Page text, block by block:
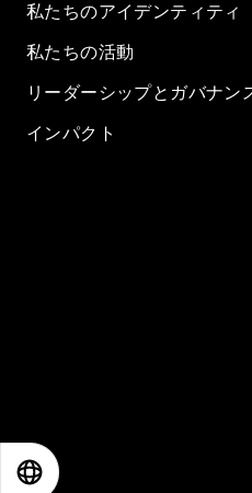
私たちのアイデンティティ
私たちの活動
リーダーシップとガバナン
インパクト